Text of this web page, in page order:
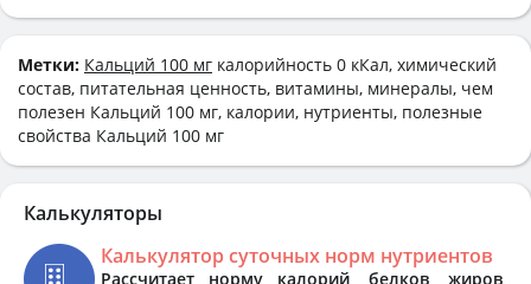
Метки: Кальций 100 мг калорийность 0 кКал, химический
состав, питательная ценность, витамины, минералы, чем
полезен Кальций 100 мг, калории, нутриенты, полезные
свойства Кальций 100 мг
Калькуляторы
Калькулятор суточных норм нутриентов
Рассчитает норму калорий, белков, жиров,